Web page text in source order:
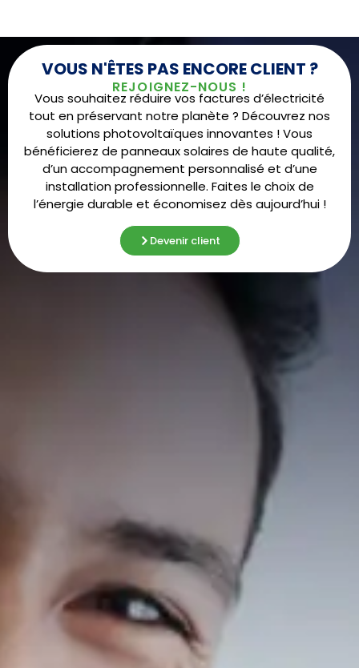
VOUS N'ÊTES PAS ENCORE CLIENT ?
REJOIGNEZ-NOUS !
Vous souhaitez réduire vos factures d’électricité
tout en préservant notre planète ? Découvrez nos
solutions photovoltaïques innovantes ! Vous
bénéficierez de panneaux solaires de haute qualité,
d’un accompagnement personnalisé et d’une
installation professionnelle. Faites le choix de
l’énergie durable et économisez dès aujourd’hui !
Devenir client